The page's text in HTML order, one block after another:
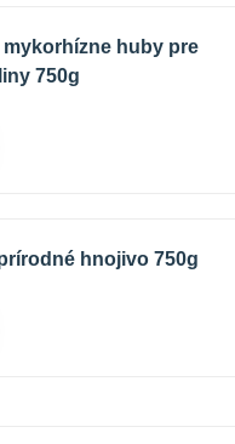
huby pre
750g
hnojivo 750g